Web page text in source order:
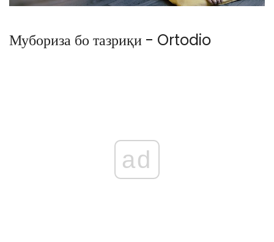
Мубориза бо тазриқи - Ortodio
ad